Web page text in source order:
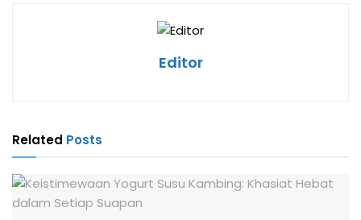
Editor
Related Posts